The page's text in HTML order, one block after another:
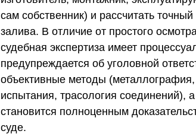
сам собственник) и рассчитать
залива. В отличие от простого
судебная экспертиза имеет
предупреждается об уголовной
объективные методы (металлография,
испытания, трасология соединений),
становится полноценным
суде.